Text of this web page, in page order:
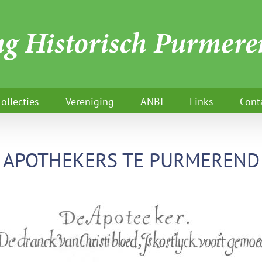
Vereniging ANBI Links
APOTHEKERS TE PURMEREND